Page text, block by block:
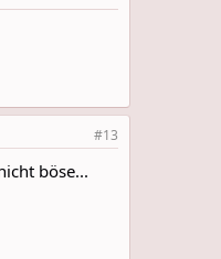
#13
böse...